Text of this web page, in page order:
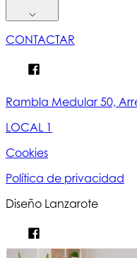
CONTACTAR
Rambla Medular 50,
LOCAL 1
Cookies
Política de privacidad
Diseño Lanzarote